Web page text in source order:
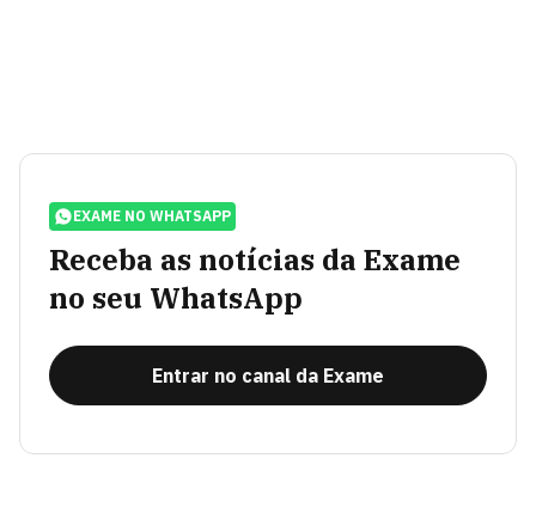
EXAME NO WHATSAPP
Receba as notícias da Exame
no seu WhatsApp
Entrar no canal da Exame